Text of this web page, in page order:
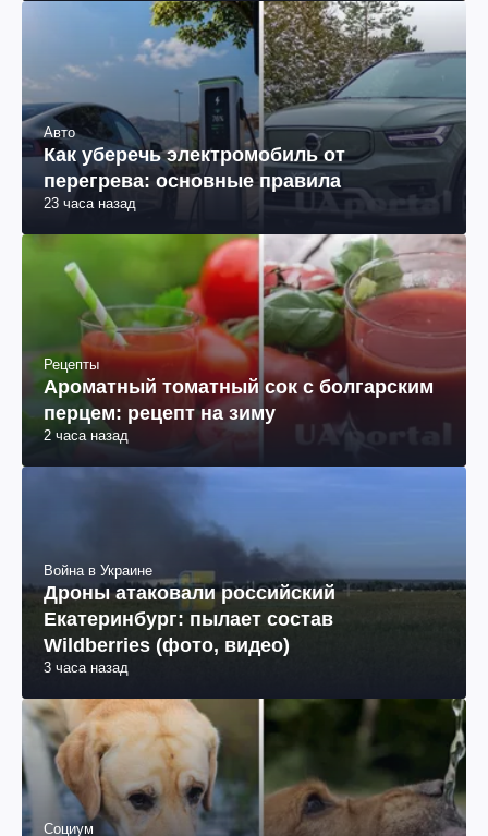
Авто
Как уберечь электромобиль от
перегрева: основные правила
23 часа назад
Рецепты
Ароматный томатный сок с болгарским
перцем: рецепт на зиму
2 часа назад
Война в Украине
Дроны атаковали российский
Екатеринбург: пылает состав
Wildberries (фото, видео)
3 часа назад
Социум